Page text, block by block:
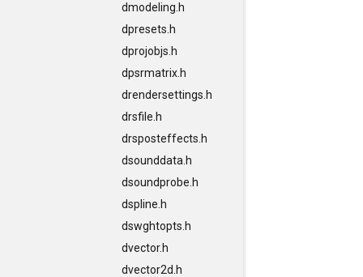
dmodeling.h
dpresets.h
dprojobjs.h
dpsrmatrix.h
drendersettings.h
drsfile.h
drsposteffects.h
dsounddata.h
dsoundprobe.h
dspline.h
dswghtopts.h
dvector.h
dvector2d.h